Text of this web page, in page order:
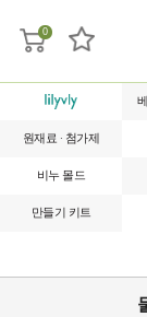
0
원재료 · 첨가제
비누 몰드
만들기 키트